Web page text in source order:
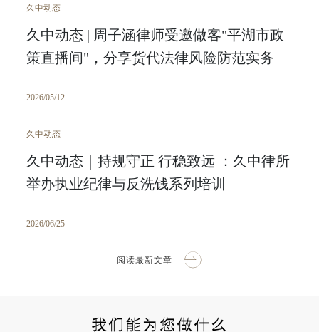
久中动态
久中动态 | 周子涵律师受邀做客"平湖市政
策直播间"，分享货代法律风险防范实务
2026/05/12
久中动态
久中动态｜持规守正 行稳致远 ：久中律所
举办执业纪律与反洗钱系列培训
2026/06/25
阅读最新文章
我们能为您做什么